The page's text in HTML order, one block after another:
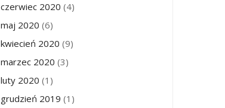
czerwiec 2020 (4)
maj 2020 (6)
kwiecień 2020 (9)
marzec 2020 (3)
luty 2020 (1)
grudzień 2019 (1)